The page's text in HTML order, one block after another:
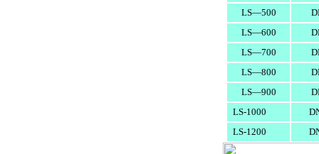
LS—500
LS—600
LS—700
LS—800
LS—900
LS-1000
LS-1200